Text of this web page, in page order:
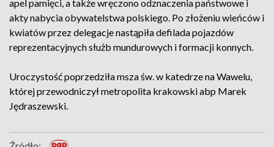
apel pamięci, a także wręczono odznaczenia państwowe i
akty nabycia obywatelstwa polskiego. Po złożeniu wieńców i
kwiatów przez delegacje nastąpiła defilada pojazdów
reprezentacyjnych służb mundurowych i formacji konnych.
Uroczystość poprzedziła msza św. w katedrze na Wawelu,
której przewodniczył metropolita krakowski abp Marek
Jędraszewski.